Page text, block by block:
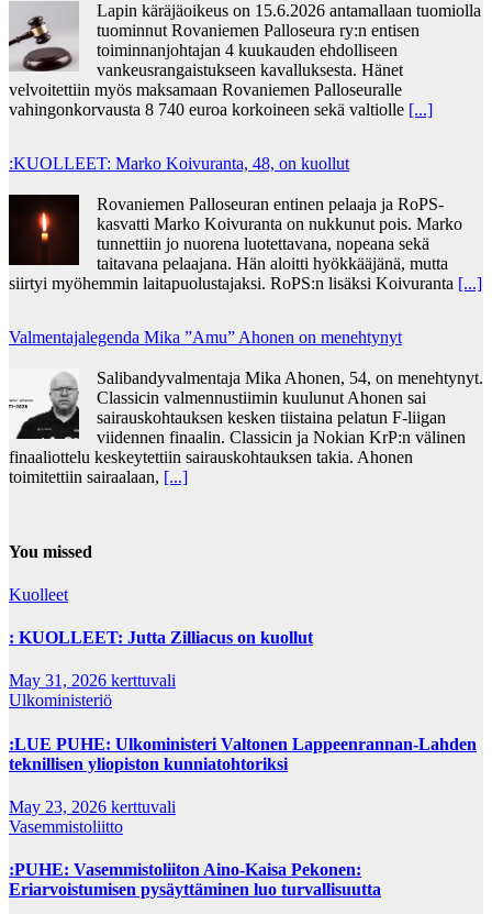
Lapin käräjäoikeus on 15.6.2026 antamallaan tuomiolla
tuominnut Rovaniemen Palloseura ry:n entisen
toiminnanjohtajan 4 kuukauden ehdolliseen
vankeusrangaistukseen kavalluksesta. Hänet
velvoitettiin myös maksamaan Rovaniemen Palloseuralle
vahingonkorvausta 8 740 euroa korkoineen sekä valtiolle [...]
:KUOLLEET: Marko Koivuranta, 48, on kuollut
Rovaniemen Palloseuran entinen pelaaja ja RoPS-
kasvatti Marko Koivuranta on nukkunut pois. Marko
tunnettiin jo nuorena luotettavana, nopeana sekä
taitavana pelaajana. Hän aloitti hyökkääjänä, mutta
siirtyi myöhemmin laitapuolustajaksi. RoPS:n lisäksi Koivuranta [...]
Valmentajalegenda Mika ”Amu” Ahonen on menehtynyt
Salibandyvalmentaja Mika Ahonen, 54, on menehtynyt.
Classicin valmennustiimin kuulunut Ahonen sai
sairauskohtauksen kesken tiistaina pelatun F-liigan
viidennen finaalin. Classicin ja Nokian KrP:n välinen
finaaliottelu keskeytettiin sairauskohtauksen takia. Ahonen
toimitettiin sairaalaan, [...]
You missed
Kuolleet
: KUOLLEET: Jutta Zilliacus on kuollut
May 31, 2026 kerttuvali
Ulkoministeriö
:LUE PUHE: Ulkoministeri Valtonen Lappeenrannan-Lahden
teknillisen yliopiston kunniatohtoriksi
May 23, 2026 kerttuvali
Vasemmistoliitto
:PUHE: Vasemmistoliiton Aino-Kaisa Pekonen:
Eriarvoistumisen pysäyttäminen luo turvallisuutta